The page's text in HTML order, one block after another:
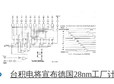
台积电将宣布德国28nm工厂